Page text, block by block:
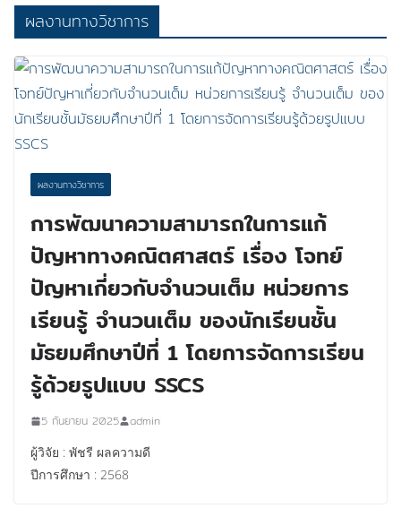
ผลงานทางวิชาการ
ผลงานทางวิชาการ
การพัฒนาความสามารถในการแก้
ปัญหาทางคณิตศาสตร์ เรื่อง โจทย์
ปัญหาเกี่ยวกับจำนวนเต็ม หน่วยการ
เรียนรู้ จำนวนเต็ม ของนักเรียนชั้น
มัธยมศึกษาปีที่ 1 โดยการจัดการเรียน
รู้ด้วยรูปแบบ SSCS
5 กันยายน 2025
admin
ผู้วิจัย : พัชรี ผลความดี
ปีการศึกษา : 2568